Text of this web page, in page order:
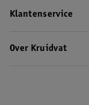
Klantenservice
Over Kruidvat